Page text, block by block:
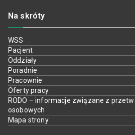
Na skróty
WSS
Pacjent
Oddziały
Poradnie
Pracownie
Oferty pracy
RODO – informacje związane z
osobowych
Mapa strony